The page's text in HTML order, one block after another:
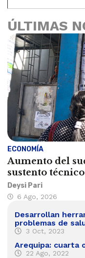
ÚLTIMAS
ECONOMÍA
Aumento del
sustento
Deysi Pari
6 Ago, 2026
Desarrollan
problemas de
3 Oct, 2023
Arequipa: cuarta
22 Ago, 2022